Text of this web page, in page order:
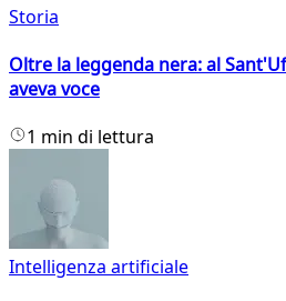
Storia
Oltre la leggenda nera: al
aveva voce
1 min di lettura
Intelligenza artificiale